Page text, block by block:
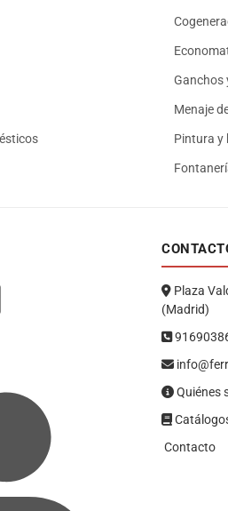
Ganchos
Menaje
Pintura y
Plaza
(Madrid)
Quiénes
Contacto